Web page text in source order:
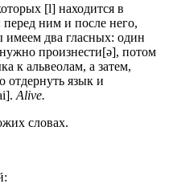
[l] находится в
ним и после него,
имеем два гласных: один
произнести[ə], потом
к альвеолам, а затем,
отдернуть язык и
Alive.
словах.